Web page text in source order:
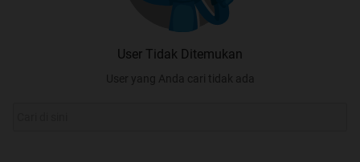
User Tidak Ditemukan
User yang Anda cari tidak ada